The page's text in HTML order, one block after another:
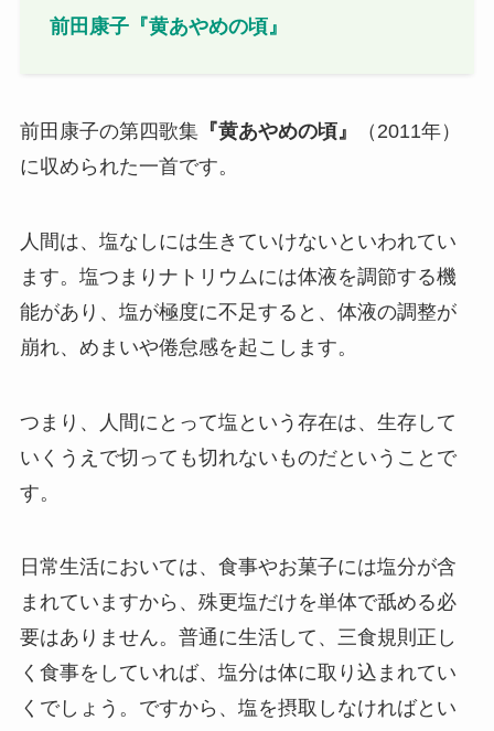
前田康子『黄あやめの頃』
前田康子の第四歌集『黄あやめの頃』
（2011年）
に収められた一首です。
人間は、塩なしには生きていけないといわれてい
ます。塩つまりナトリウムには体液を調節する機
能があり、塩が極度に不足すると、体液の調整が
崩れ、めまいや倦怠感を起こします。
つまり、人間にとって塩という存在は、生存して
いくうえで切っても切れないものだということで
す。
日常生活においては、食事やお菓子には塩分が含
まれていますから、殊更塩だけを単体で舐める必
要はありません。普通に生活して、三食規則正し
く食事をしていれば、塩分は体に取り込まれてい
くでしょう。ですから、塩を摂取しなければとい